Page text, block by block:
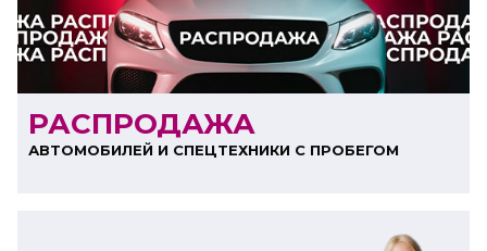
РАСПРОДАЖА
АВТОМОБИЛЕЙ И СПЕЦТЕХНИКИ С ПРОБЕГОМ